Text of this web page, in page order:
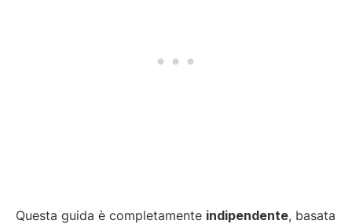
Questa guida è completamente indipendente, basata